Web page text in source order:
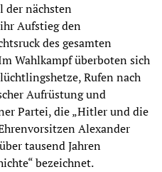
der nächsten
Aufstieg den
des gesamten
Wahlkampf überboten sich
Rufen nach
Aufrüstung und
Partei, die „Hitler und die
Alexander
tausend Jahren
bezeichnet.